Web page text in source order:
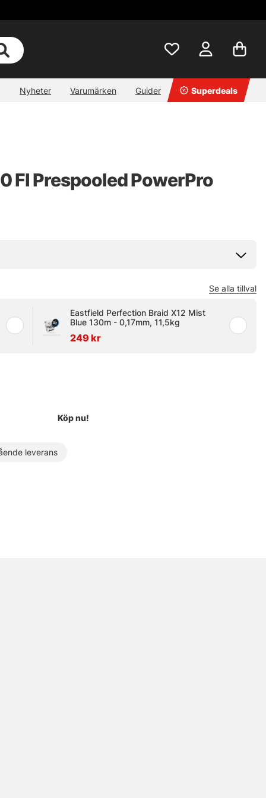
Nyheter Varumärken Guider Superdeals
FI Prespooled PowerPro
Se alla tillval
Eastfield Perfection Braid X12 Mist
Blue 130m - 0,17mm, 11,5kg
249 kr
Köp nu!
leverans